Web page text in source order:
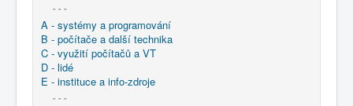
- - -
A - systémy a programování
B - počítače a další technika
C - využití počítačů a VT
D - lidé
E - instituce a info-zdroje
- - -